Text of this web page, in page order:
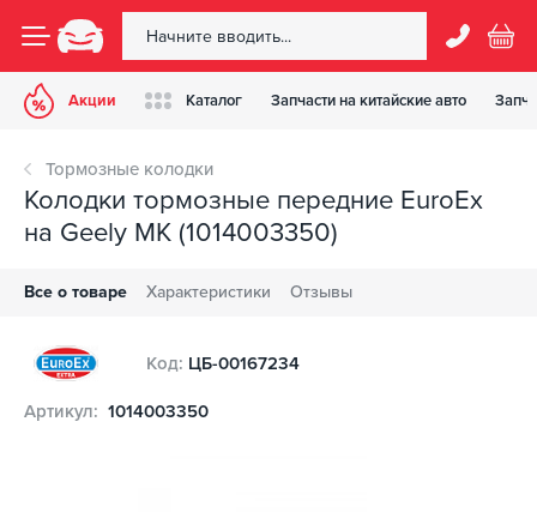
Акции Каталог Запчасти на китайские авто
Тормозные колодки
Колодки тормозные передние EuroEx
на Geely MK (1014003350)
Все о товаре Характеристики Отзывы
Код: ЦБ-00167234
Артикул: 1014003350